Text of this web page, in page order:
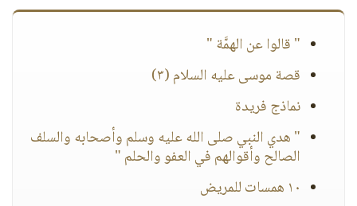
" قالوا عن الهمَّة "
قصة موسى عليه السلام (٣)
نماذج فريدة
" هدي النبي صلى الله عليه وسلم وأصحابه والسلف
الصالح وأقوالهم في العفو والحلم "
١٠ همسات للمريض